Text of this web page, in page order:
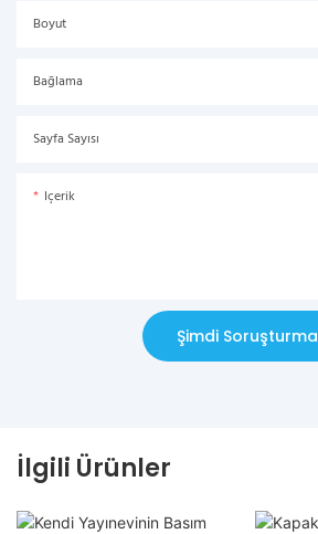
Boyut
Bağlama
Sayfa Sayısı
Içerik
Şimdi Soruşturma
İlgili Ürünler